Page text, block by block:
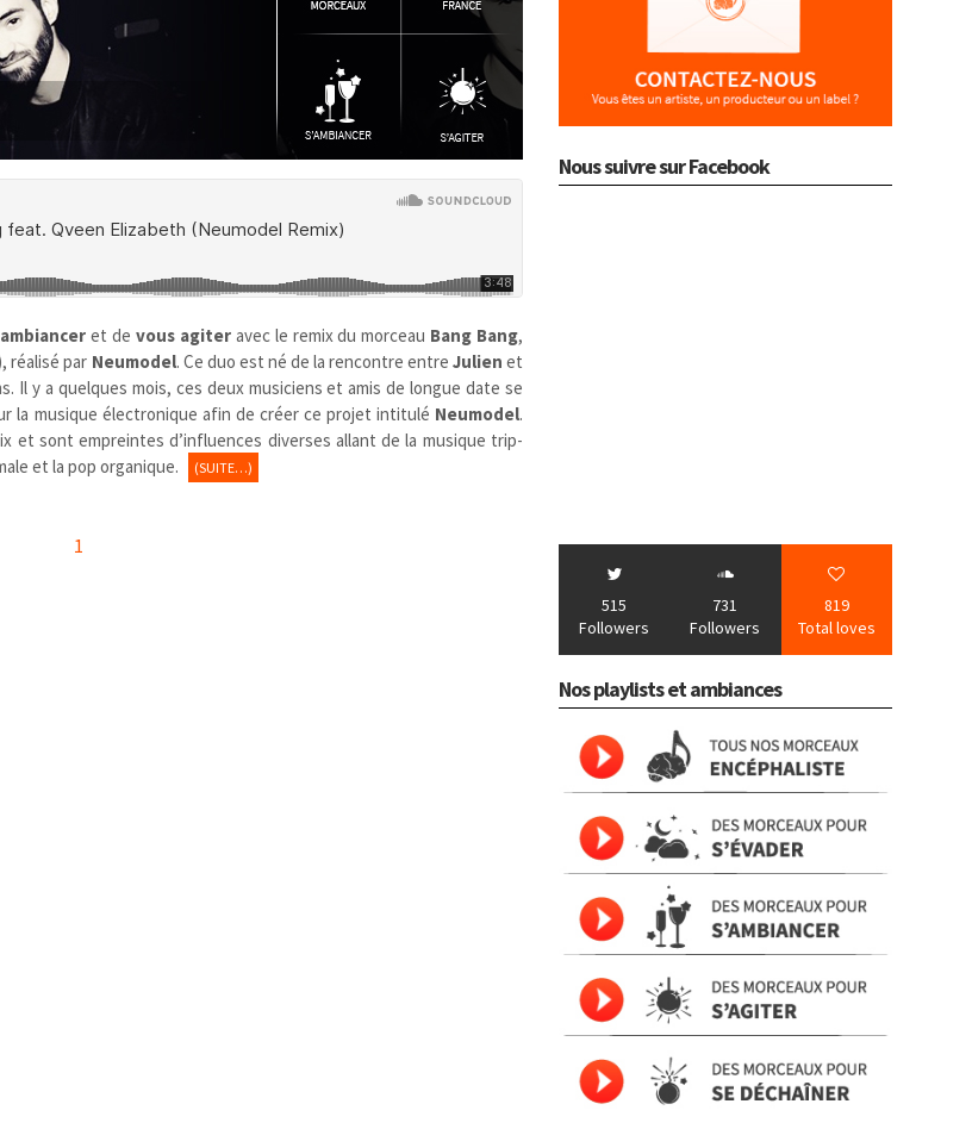
et de vous agiteravec le remix du morceau Bang Bang,
réalisé par Neumodel. Ce duo est né de la rencontre entre Julien et
Il y a quelques mois, ces deux musiciens et amis de longue date se
la musique électronique afin de créer ce projet intitulé Neumodel.
et sont empreintes d’influences diverses allant de la musique trip-
et la pop organique.
(SUITE…)
1
Nous suivre sur Facebook
515
Followers
731
Followers
819
Total loves
Nos playlists et ambiances